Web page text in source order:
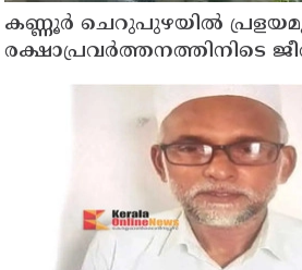
കണ്ണൂർ ചെറുപുഴയിൽ
രക്ഷാപ്രവർത്തനത്തിനിടെ
നഷ്ടപ്പെട്ട ആർ. രാജേഷിൻ്റെ
ശരീരത്തോട് അനാദരവ്